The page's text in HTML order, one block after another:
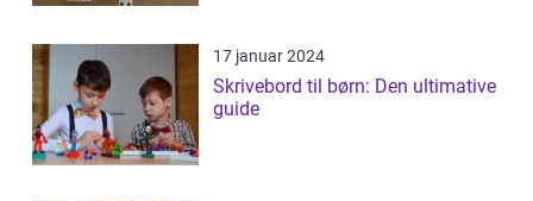
17 januar 2024
Skrivebord til børn: Den ultimative
guide